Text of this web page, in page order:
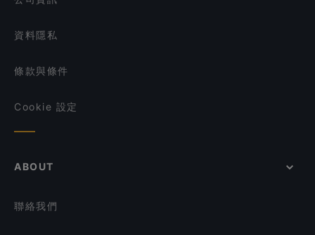
資料隱私
條款與條件
Cookie 設定
ABOUT
聯絡我們